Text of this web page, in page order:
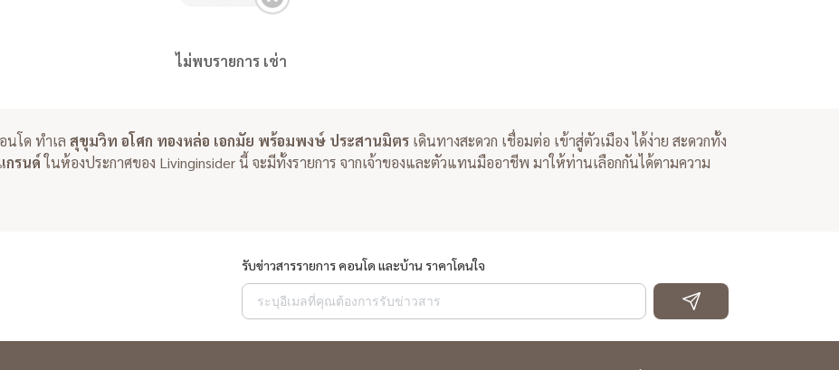
ไม่พบรายการ เช่า
นโด ทำเล สุขุมวิท อโศก ทองหล่อ เอกมัย พร้อมพงษ์ ประสานมิตร เดินทางสะดวก เชื่อมต่อ เข้าสู่ตัวเมือง ได้ง่าย สะดวกทั้ง
กรนด์ในห้องประกาศของ Livinginsider นี้ จะมีทั้งรายการ จากเจ้าของและตัวแทนมืออาชีพ มาให้ท่านเลือกกันได้ตามความ
รับข่าวสารรายการ คอนโด และบ้าน ราคาโดนใจ